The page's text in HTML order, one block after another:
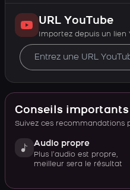
URL YouTube
Importez depuis un lien
Conseils importants
Suivez ces recommandations
Audio propre
Plus l’audio est propre,
meilleur sera le résultat